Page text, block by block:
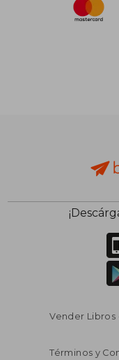
Vender Libros
Términos y